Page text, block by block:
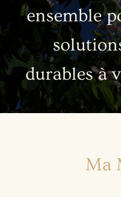
ensemble
durables à
Ma